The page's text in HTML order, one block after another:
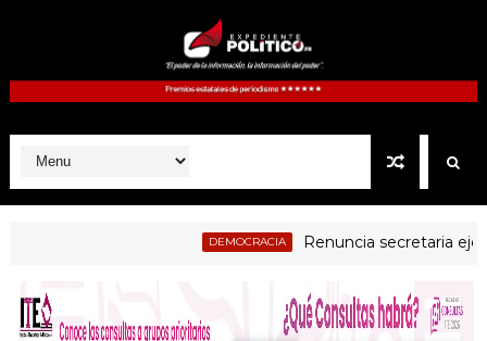
DEMOCRACIA Renuncia secretaria